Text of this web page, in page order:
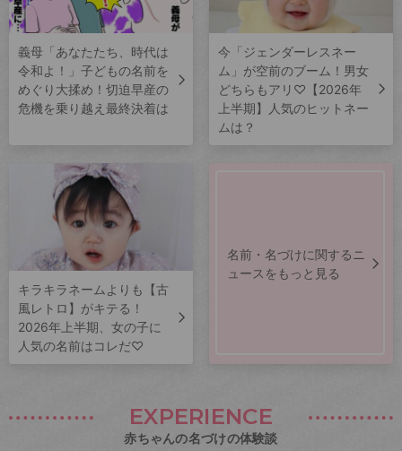
義母「あなたたち、時代は
令和よ！」子どもの名前を
めぐり大揉め！切迫早産の
危機を乗り越え最終決着は
今「ジェンダーレスネー
ム」が空前のブーム！男女
どちらもアリ♡【2026年
上半期】人気のヒットネー
ムは？
キラキラネームよりも【古
風レトロ】がキテる！
2026年上半期、女の子に
人気の名前はコレだ♡
名前・名づけに関するニ
ュースをもっと見る
EXPERIENCE
赤ちゃんの名づけの体験談